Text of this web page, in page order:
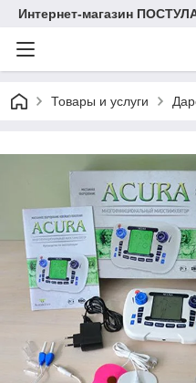
Интернет-магазин
Товары и услуги